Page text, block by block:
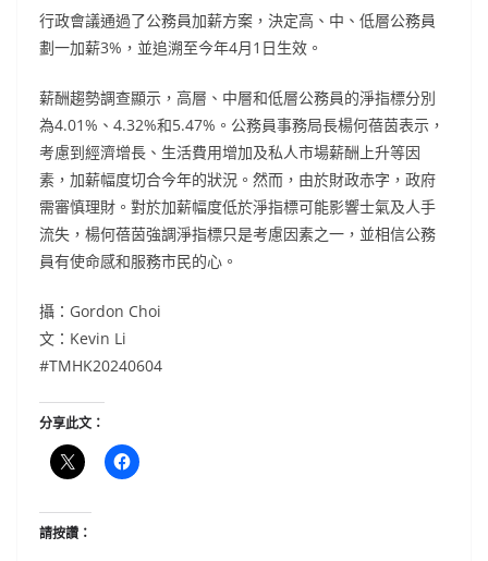
行政會議通過了公務員加薪方案，決定高、中、低層公務員
劃一加薪3%，並追溯至今年4月1日生效。
薪酬趨勢調查顯示，高層、中層和低層公務員的淨指標分別
為4.01%、4.32%和5.47%。公務員事務局長楊何蓓茵表示，
考慮到經濟增長、生活費用增加及私人市場薪酬上升等因
素，加薪幅度切合今年的狀況。然而，由於財政赤字，政府
需審慎理財。對於加薪幅度低於淨指標可能影響士氣及人手
流失，楊何蓓茵強調淨指標只是考慮因素之一，並相信公務
員有使命感和服務市民的心。
攝：Gordon Choi
文：Kevin Li
#TMHK20240604
分享此文：
請按讚：